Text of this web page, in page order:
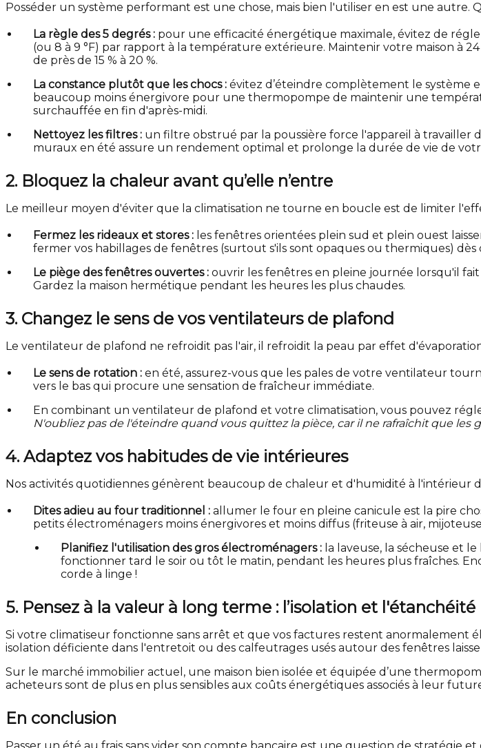
Posséder un système performant est une chose, mais bien l'utiliser en est une
La règle des 5 degrés : pour une efficacité énergétique maximale, évitez de
(ou 8 à 9 °F) par rapport à la température extérieure. Maintenir votre maison à
de près de 15 % à 20 %.
La constance plutôt que les chocs : évitez d’éteindre complètement le système
beaucoup moins énergivore pour une thermopompe de maintenir une
surchauffée en fin d'après-midi.
Nettoyez les filtres : un filtre obstrué par la poussière force l'appareil à
muraux en été assure un rendement optimal et prolonge la durée de vie de
2. Bloquez la chaleur avant qu’elle n’entre
Le meilleur moyen d'éviter que la climatisation ne tourne en boucle est de limiter
Fermez les rideaux et stores : les fenêtres orientées plein sud et plein ouest
fermer vos habillages de fenêtres (surtout s'ils sont opaques ou thermiques) dès
Le piège des fenêtres ouvertes : ouvrir les fenêtres en pleine journée lorsqu'il
Gardez la maison hermétique pendant les heures les plus chaudes.
3. Changez le sens de vos ventilateurs de plafond
Le ventilateur de plafond ne refroidit pas l'air, il refroidit la peau par effet
Le sens de rotation : en été, assurez-vous que les pales de votre ventilateur
vers le bas qui procure une sensation de fraîcheur immédiate.
En combinant un ventilateur de plafond et votre climatisation, vous pouvez
N'oubliez pas de l'éteindre quand vous quittez la pièce, car il ne rafraîchit que les
4. Adaptez vos habitudes de vie intérieures
Nos activités quotidiennes génèrent beaucoup de chaleur et d'humidité à l'intérieur
Dites adieu au four traditionnel : allumer le four en pleine canicule est la pire
petits électroménagers moins énergivores et moins diffus (friteuse à air,
Planifiez l'utilisation des gros électroménagers : la laveuse, la sécheuse et
fonctionner tard le soir ou tôt le matin, pendant les heures plus fraîches.
corde à linge !
5. Pensez à la valeur à long terme : l’isolation et l'étanchéité
Si votre climatiseur fonctionne sans arrêt et que vos factures restent anormalement
isolation déficiente dans l'entretoit ou des calfeutrages usés autour des fenêtres
Sur le marché immobilier actuel, une maison bien isolée et équipée d’une
acheteurs sont de plus en plus sensibles aux coûts énergétiques associés à leur
En conclusion